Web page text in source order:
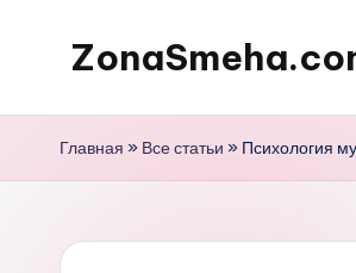
Перейти
Главная » Все статьи » Психология